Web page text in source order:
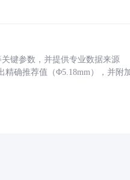
键参数，并提供专业数据来源
精确推荐值（Φ5.18mm），并附